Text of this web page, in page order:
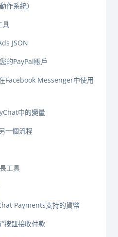
作系統）
具
JSON
的PayPal賬戶
Facebook Messenger中使用
中的變量
一個流程
工具
Payments支持的貨幣
”按鈕接收付款